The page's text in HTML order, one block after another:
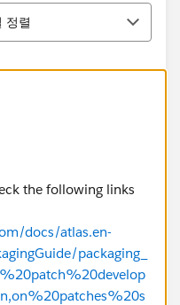
정렬
the following links
docs/atlas.en-
packaging_